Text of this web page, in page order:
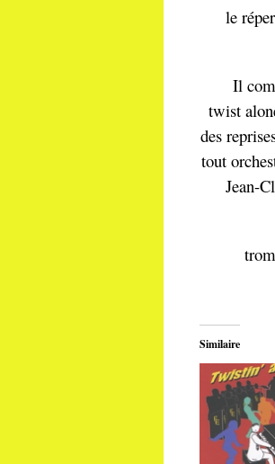
le
Il
twist
des
tout
Jean-
Similaire